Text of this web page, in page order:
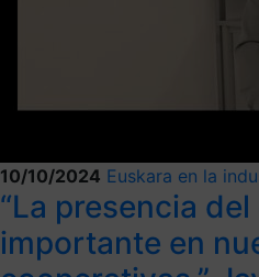
10/10/2024 Euskara en la
“La presencia
importante en